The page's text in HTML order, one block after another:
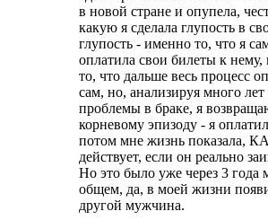
в новой стране и опупела,
какую я сделала глупость в
глупость - именно то, что я
оплатила свои билеты к нему,
то, что дальше весь процесс
сам, но, анализируя много
проблемы в браке, я
корневому эпизоду - я
потом мне жизнь показала,
действует, если он реально
Но это было уже через 3 года
общем, да, в моей жизни
другой мужчина.